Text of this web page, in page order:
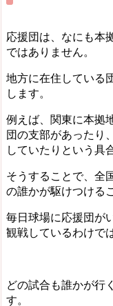
応援団は、なにも本
ではありません。
地方に在住している
します。
例えば、関東に本拠
団の支部があったり
していたりという具
そうすることで、全
の誰かが駆けつける
毎日球場に応援団が
観戦しているわけで
どの試合も誰かが行
す。